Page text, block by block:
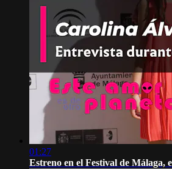
01:27
Estreno en el Festival de Málaga,